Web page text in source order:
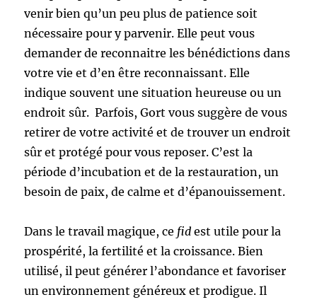
venir bien qu’un peu plus de patience soit
nécessaire pour y parvenir. Elle peut vous
demander de reconnaitre les bénédictions dans
votre vie et d’en être reconnaissant. Elle
indique souvent une situation heureuse ou un
endroit sûr. Parfois, Gort vous suggère de vous
retirer de votre activité et de trouver un endroit
sûr et protégé pour vous reposer. C’est la
période d’incubation et de la restauration, un
besoin de paix, de calme et d’épanouissement.
Dans le travail magique, ce fidest utile pour la
prospérité, la fertilité et la croissance. Bien
utilisé, il peut générer l’abondance et favoriser
un environnement généreux et prodigue. Il